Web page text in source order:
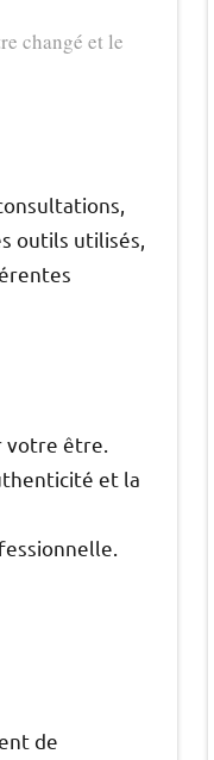
changé et le
outils utilisés,
votre être.
et la
de